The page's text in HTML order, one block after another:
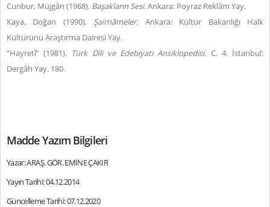
Cunbur, Müjgân (1968). Başakların Sesi.Ankara: Poyraz Reklâm Yay.
Kaya, Doğan (1990). Şairnâmeler. Ankara: Kültür Bakanlığı Halk
Kültürünü Araştırma Dairesi Yay.
“Hayretî” (1981). Türk Dili ve Edebiyatı Ansiklopedisi. C. 4. İstanbul:
Dergâh Yay. 180.
Madde Yazım Bilgileri
Yazar: ARAŞ. GÖR. EMİNE ÇAKIR
Yayın Tarihi: 04.12.2014
Güncelleme Tarihi: 07.12.2020